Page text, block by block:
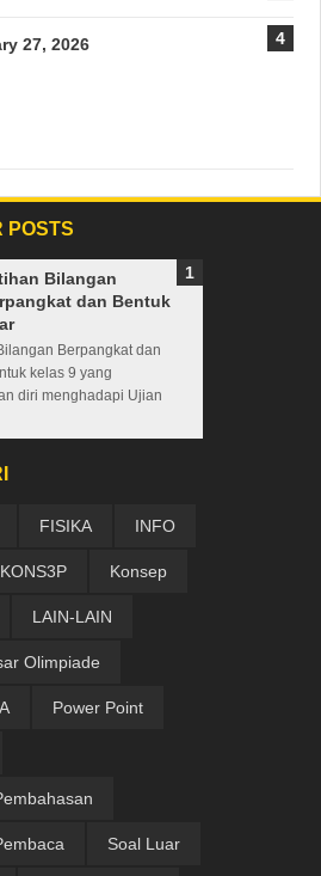
27, 2026
POSTS
Bilangan
dan Bentuk
Berpangkat dan
kelas 9 yang
diri menghadapi Ujian
FISIKA INFO
KONS3P Konsep
LAIN-LAIN
Olimpiade
Power Point
Soal Luar